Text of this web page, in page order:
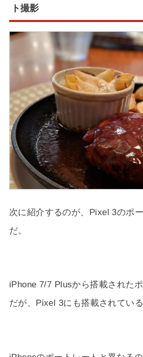
ト撮影
次に紹介するのが、Pixel 3のポ
だ。
iPhone 7/7 Plusから搭載された
だが、Pixel 3にも搭載されている